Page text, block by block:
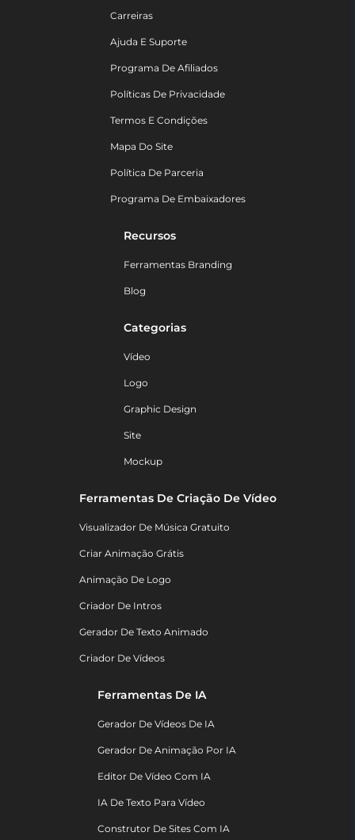
Carreiras
Ajuda E Suporte
Programa De Afiliados
Políticas De Privacidade
Termos E Condições
Mapa Do Site
Política De Parceria
Programa De Embaixadores
Recursos
Ferramentas Branding
Blog
Categorias
Vídeo
Logo
Graphic Design
Site
Mockup
Ferramentas De Criação De Vídeo
Visualizador De Música Gratuito
Criar Animação Grátis
Animação De Logo
Criador De Intros
Gerador De Texto Animado
Criador De Vídeos
Ferramentas De IA
Gerador De Vídeos De IA
Gerador De Animação Por IA
Editor De Vídeo Com IA
IA De Texto Para Vídeo
Construtor De Sites Com IA